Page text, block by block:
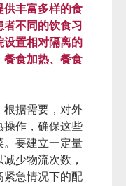
供丰富多样的食
不同的饮食习
设置相对隔离的
餐食加热、餐食
根据需要，对外
操作，确保这些
。要建立一定量
少物流次数，
紧急情况下的配